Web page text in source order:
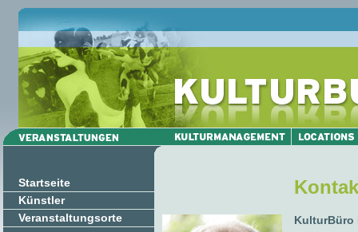
Startseite
Künstler
Veranstaltungsorte
KulturBüro